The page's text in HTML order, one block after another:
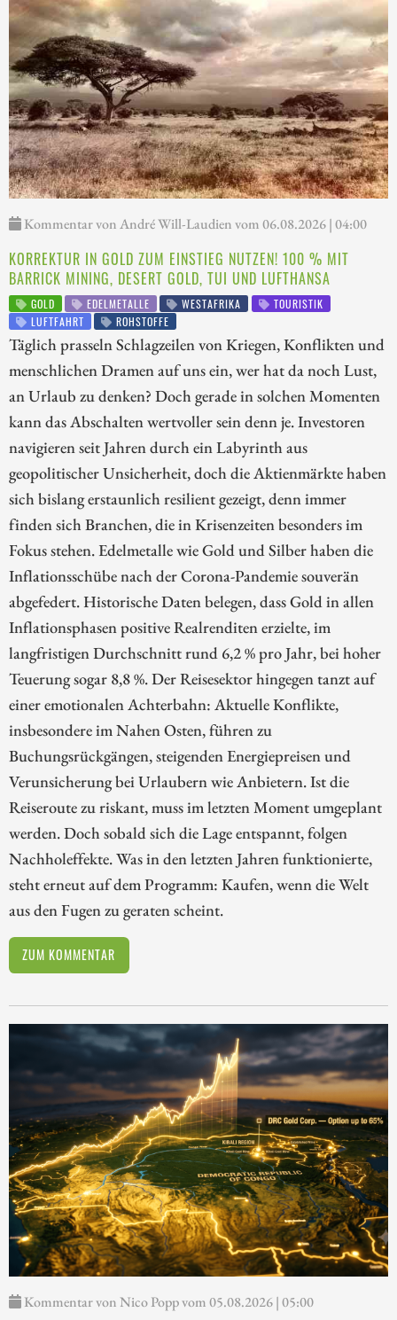
Kommentar von André Will-Laudien vom 06.08.2026 | 04:00
KORREKTUR IN GOLD ZUM EINSTIEG NUTZEN! 100 % MIT
BARRICK MINING, DESERT GOLD, TUI UND LUFTHANSA
GOLD EDELMETALLE WESTAFRIKA
TOURISTIK
LUFTFAHRT
ROHSTOFFE
Täglich prasseln Schlagzeilen von Kriegen, Konflikten und
menschlichen Dramen auf uns ein, wer hat da noch Lust,
an Urlaub zu denken? Doch gerade in solchen Momenten
kann das Abschalten wertvoller sein denn je. Investoren
navigieren seit Jahren durch ein Labyrinth aus
geopolitischer Unsicherheit, doch die Aktienmärkte haben
sich bislang erstaunlich resilient gezeigt, denn immer
finden sich Branchen, die in Krisenzeiten besonders im
Fokus stehen. Edelmetalle wie Gold und Silber haben die
Inflationsschübe nach der Corona-Pandemie souverän
abgefedert. Historische Daten belegen, dass Gold in allen
Inflationsphasen positive Realrenditen erzielte, im
langfristigen Durchschnitt rund 6,2 % pro Jahr, bei hoher
Teuerung sogar 8,8 %. Der Reisesektor hingegen tanzt auf
einer emotionalen Achterbahn: Aktuelle Konflikte,
insbesondere im Nahen Osten, führen zu
Buchungsrückgängen, steigenden Energiepreisen und
Verunsicherung bei Urlaubern wie Anbietern. Ist die
Reiseroute zu riskant, muss im letzten Moment umgeplant
werden. Doch sobald sich die Lage entspannt, folgen
Nachholeffekte. Was in den letzten Jahren funktionierte,
steht erneut auf dem Programm: Kaufen, wenn die Welt
aus den Fugen zu geraten scheint.
ZUM KOMMENTAR
Kommentar von Nico Popp vom 05.08.2026 | 05:00